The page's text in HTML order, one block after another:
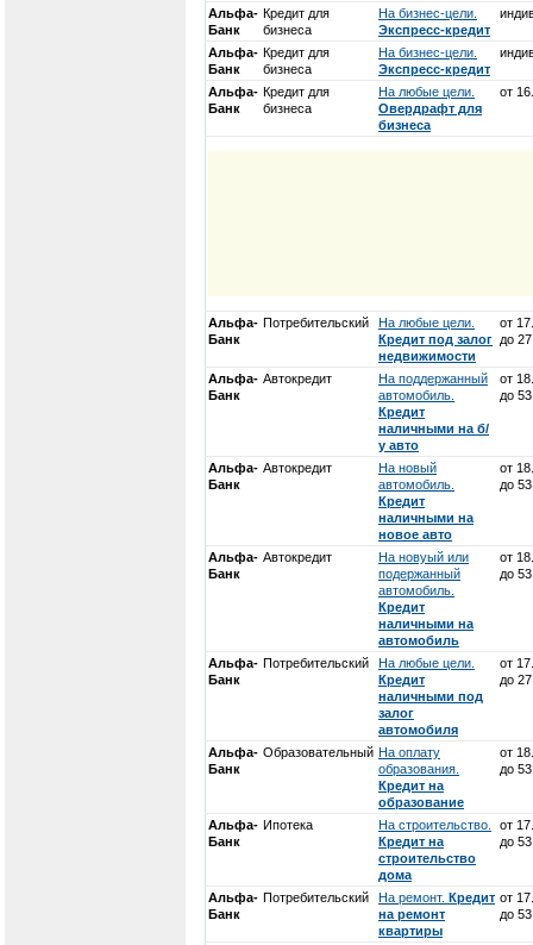
Альфа-
Банк
Кредит для
бизнеса
На бизнес-цели.
Экспресс-кредит
Альфа-
Банк
Кредит для
бизнеса
На бизнес-цели.
Экспресс-кредит
Альфа-
Банк
Кредит для
бизнеса
На любые цели.
Овердрафт для
бизнеса
от
Альфа-
Банк
Потребительский
На любые цели.
Кредит под залог
недвижимости
от
до
Альфа-
Банк
Автокредит
На поддержанный
автомобиль.
Кредит
наличными на б/
у авто
от
до
Альфа-
Банк
Автокредит
На новый
автомобиль.
Кредит
наличными на
новое авто
от
до
Альфа-
Банк
Автокредит
На новуый или
подержанный
автомобиль.
Кредит
наличными на
автомобиль
от
до
Альфа-
Банк
Потребительский
На любые цели.
Кредит
наличными под
залог
автомобиля
от
до
Альфа-
Банк
Образовательный На оплату
образования.
Кредит на
образование
от
до
Альфа-
Банк
Ипотека
На строительство.
Кредит на
строительство
дома
от
до
Альфа-
Банк
Потребительский На ремонт. Кредит
на ремонт
квартиры
от
до